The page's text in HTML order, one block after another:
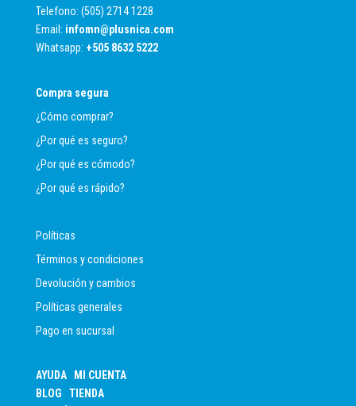
Telefono: (505) 2714 1228
Email: infomn@plusnica.com
Whatsapp: +505 8632 5222
Compra segura
¿Cómo comprar?
¿Por qué es seguro?
¿Por qué es cómodo?
¿Por qué es rápido?
Políticas
Términos y condiciones
Devolución y cambios
Políticas generales
Pago en sucursal
AYUDA
MI CUENTA
BLOG
TIENDA